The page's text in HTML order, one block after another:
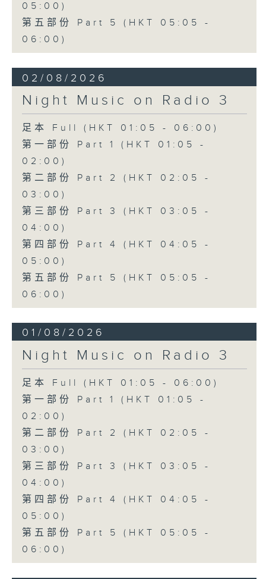
05:00)
第五部份 Part 5 (HKT 05:05 -
06:00)
02/08/2026
Night Music on Radio 3
足本 Full (HKT 01:05 - 06:00)
第一部份 Part 1 (HKT 01:05 -
02:00)
第二部份 Part 2 (HKT 02:05 -
03:00)
第三部份 Part 3 (HKT 03:05 -
04:00)
第四部份 Part 4 (HKT 04:05 -
05:00)
第五部份 Part 5 (HKT 05:05 -
06:00)
01/08/2026
Night Music on Radio 3
足本 Full (HKT 01:05 - 06:00)
第一部份 Part 1 (HKT 01:05 -
02:00)
第二部份 Part 2 (HKT 02:05 -
03:00)
第三部份 Part 3 (HKT 03:05 -
04:00)
第四部份 Part 4 (HKT 04:05 -
05:00)
第五部份 Part 5 (HKT 05:05 -
06:00)